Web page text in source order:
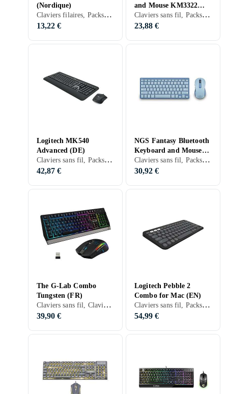
(Nordique)
Claviers filaires, Packs clavier et souris, Claviers ergonomiques, Mécanique, Nordique, PC, Mac, Standard
13,22 €
and Mouse KM3322W
(FR)
Claviers sans fil, Packs clavier et souris, Français, Mac
23,88 €
Logitech MK540
Advanced (DE)
Claviers sans fil, Packs clavier et souris, Membran, PC, Ergonomiquement
42,87 €
NGS Fantasy Bluetooth
Keyboard and Mouse
Bundle
Claviers sans fil, Packs clavier et souris, Claviers pour tablettes, Français, PC, Mac, Tablettes, Ergonomiquement
30,92 €
The G-Lab Combo
Tungsten (FR)
Claviers sans fil, Claviers gaming, Packs clavier et souris, Français, PC, PS4
39,90 €
Logitech Pebble 2
Combo for Mac (EN)
Claviers sans fil, Packs clavier et souris, Scissor switch , Anglais, Mac
54,99 €